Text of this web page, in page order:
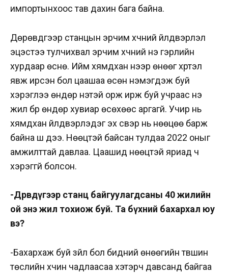
импортынхоос тав дахин бага байна.
Дөрөвдүгээр станцын эрчим хүчний үйлдвэрлэл
эцэстээ тулчихвал эрчим хүчний үнэ гэрлийн
хурдаар өснө. Ийм хямдхан үнээр өнөөг хүртэл
явж ирсэн бол цаашаа өсөн нэмэгдэж буй
хэрэглээ өндөр үнэтэй орж ирж буй учраас үнэ
жил бүр өндөр хувиар өсөхөөс аргагүй. Учир нь
хямдхан үйлдвэрлэдэг эх үүсвэр нь нөөцөө барж
байна шүү дээ. Нөөцтэй байсан тулдаа 2022 оныг
амжилттай давлаа. Цаашид нөөцтэй яриад ч
хэрэггүй болсон.
-Дөрөвдүгээр станц байгуулагдсаны 40 жилийн
ой энэ жил тохиож буй. Та бүхний бахархал юу
вэ?
-Бахархаж буй зүйл бол бидний өнөөгийн түвшин
төслийн хүчин чадлаасаа хэтэрч давсанд байгаа